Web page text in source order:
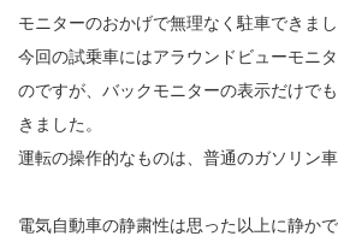
モニターのおかげで無理なく駐車できまし
今回の試乗車にはアラウンドビューモニ
のですが、バックモニターの表示だけで
きました。
運転の操作的なものは、普通のガソリン車
電気自動車の静粛性は思った以上に静か